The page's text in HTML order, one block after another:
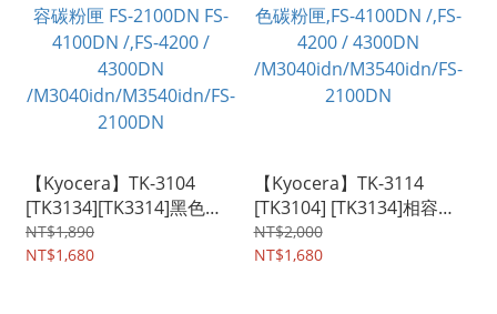
【Kyocera】TK-3104
[TK3134][TK3314]黑色相
容碳粉匣 FS-2100DN FS-
4100DN /,FS-4200 /
NT$1,890
NT$1,680
【Kyocera】TK-3114
[TK3104] [TK3134]相容黑
色碳粉匣,FS-4100DN /,FS-
4200 / 4300DN
NT$2,000
NT$1,680